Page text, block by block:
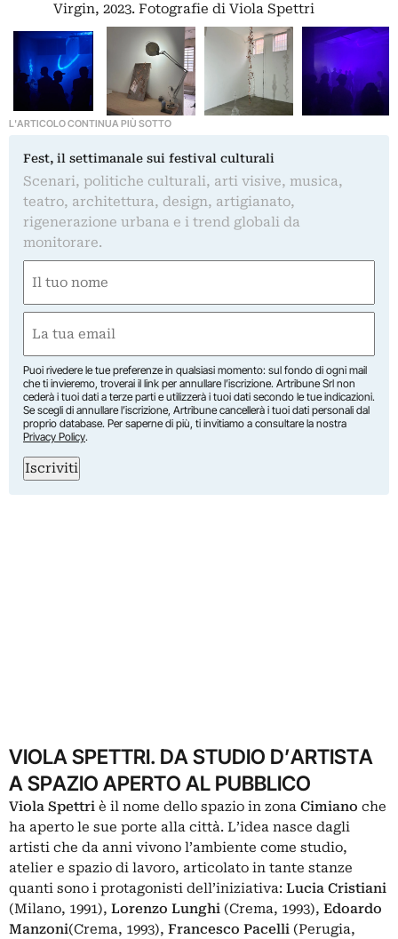
Virgin, 2023. Fotografie di Viola Spettri
L'ARTICOLO CONTINUA PIÙ SOTTO
Fest, il settimanale sui festival culturali
Scenari, politiche culturali, arti visive, musica,
teatro, architettura, design, artigianato,
rigenerazione urbana e i trend globali da
monitorare.
(Required)
(Required)
Puoi rivedere le tue preferenze in qualsiasi momento: sul fondo di ogni mail
che ti invieremo, troverai il link per annullare l’iscrizione. Artribune Srl non
cederà i tuoi dati a terze parti e utilizzerà i tuoi dati secondo le tue indicazioni.
Se scegli di annullare l’iscrizione, Artribune cancellerà i tuoi dati personali dal
proprio database. Per saperne di più, ti invitiamo a consultare la nostra
Privacy Policy.
Iscriviti
VIOLA SPETTRI. DA STUDIO D’ARTISTA
A SPAZIO APERTO AL PUBBLICO
Viola Spettri è il nome dello spazio in zona Cimiano che
ha aperto le sue porte alla città. L’idea nasce dagli
artisti che da anni vivono l’ambiente come studio,
atelier e spazio di lavoro, articolato in tante stanze
quanti sono i protagonisti dell’iniziativa: Lucia Cristiani
(Milano, 1991), Lorenzo Lunghi (Crema, 1993), Edoardo
Manzoni(Crema, 1993), Francesco Pacelli (Perugia,